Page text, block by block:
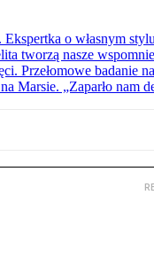
o własnym
tworzą nasze
Przełomowe badanie
Marsie. „Zaparło nam